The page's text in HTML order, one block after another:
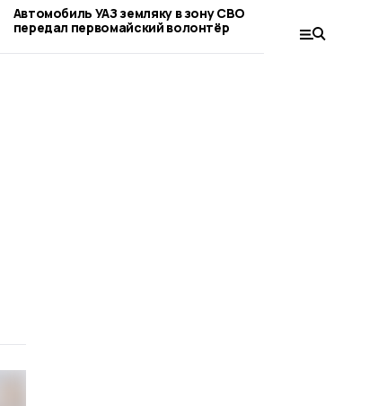
Автомобиль УАЗ земляку в зону СВО
передал первомайский волонтёр